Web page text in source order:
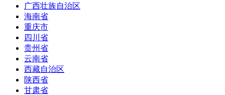
广西壮族自治区
海南省
重庆市
四川省
贵州省
云南省
西藏自治区
陕西省
甘肃省